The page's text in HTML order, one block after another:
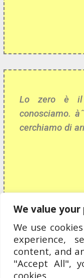
We value your
We use
experience,
content, and
"Accept All",
cookies.
Lo zero è il
conosciamo.
cerchiamo di
Ospitato da